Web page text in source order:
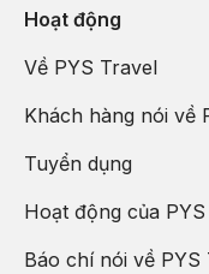
Hoạt động
Về PYS Travel
Khách hàng nói về
Tuyển dụng
Hoạt động của
Báo chí nói về PYS